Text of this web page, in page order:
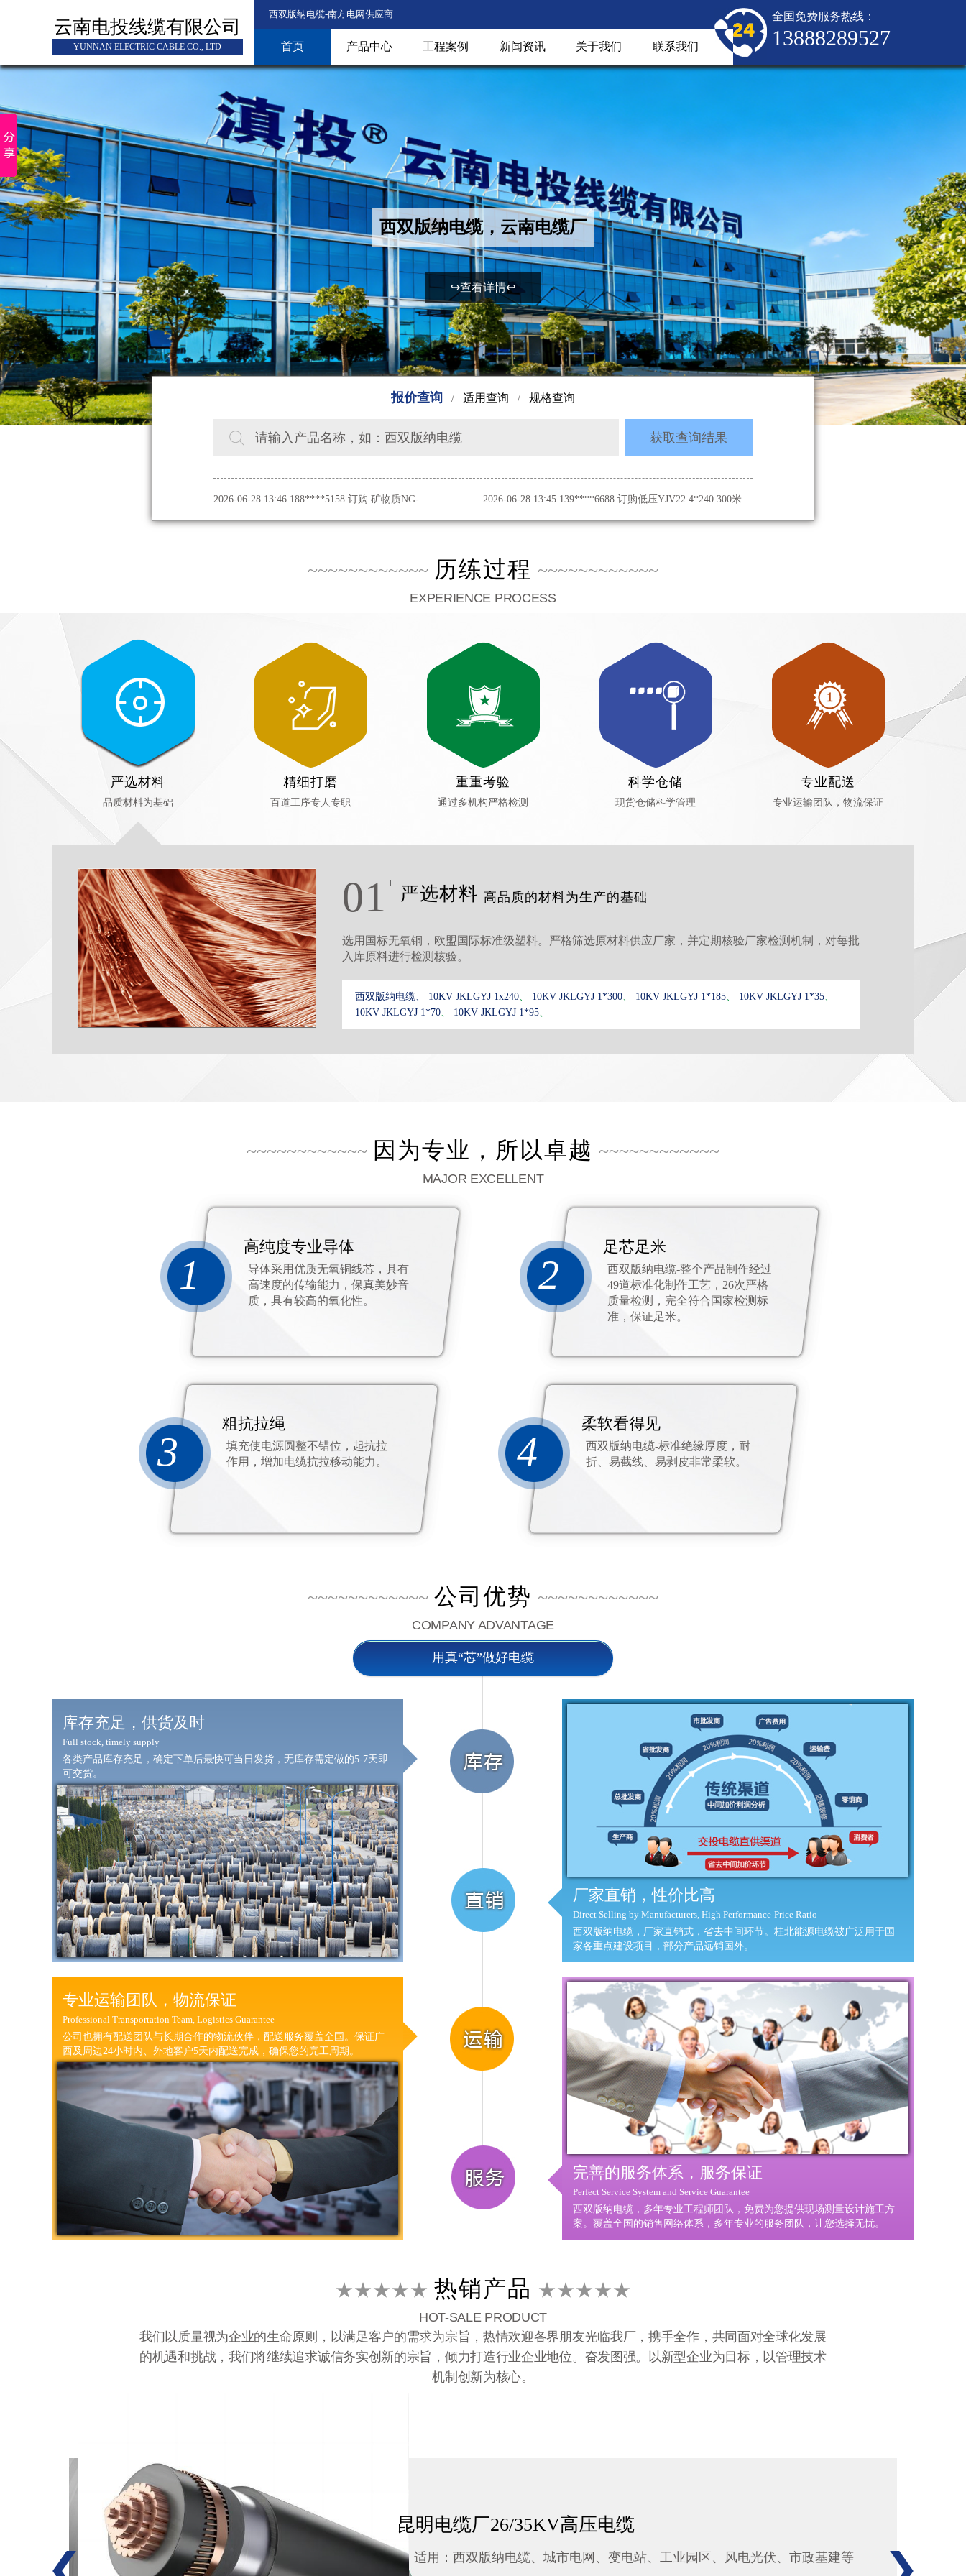
云南电投线缆有限公司
YUNNAN ELECTRIC CABLE CO., LTD
西双版纳电缆-南方电网供应商
首页 产品中心 工程案例 新闻资讯 关于我们 联系我们
全国免费服务热线：
13888289527
西双版纳电缆，昆明电缆厂
↪查看详情↩
报价查询 / 适用查询 / 规格查询
请输入产品名称 ，如：西双版纳电缆 获取查询结果
2026-06-28 13:46 188****5158 订购 矿物质NG- 2026-06-28 13:45 139****6688 订购低压YJV22 4*240 300米
3*300 500米
2026-06-28 16:52 139****7888 35KV ZRYJV22 3*300 500米 2026-06-28 13:49 189****0888 订购高压铝合金电缆
2026-06-28 13:47 138****9988 订购金属护套矿物质绝缘防
~~~~~~~~~~~~ 历练过程 ~~~~~~~~~~~~
EXPERIENCE PROCESS
严选材料
品质材料为基础
01 +
严选材料 高品质的材料为生产的基础
选用国标无氧铜，欧盟国际标准级塑料。严格筛选原材料供应厂家，并定期核验厂家检测机制，对每批
入库原料进行检测核验。
西双版纳电缆、 10KV JKLGYJ 1x240、 10KV JKLGYJ 1*300、 10KV JKLGYJ 1*185、 10KV JKLGYJ 1*35、
10KV JKLGYJ 1*70、 10KV JKLGYJ 1*95、
精细打磨
百道工序专人专职
重重考验
通过多机构严格检测
科学仓储
现货仓储科学管理
专业配送
专业运输团队，物流保证
~~~~~~~~~~~~ 因为专业，所以卓越 ~~~~~~~~~~~~
MAJOR EXCELLENT
1
高纯度专业导体
导体采用优质无氧铜线芯，具有
高速度的传输能力，保真美妙音
质，具有较高的氧化性。
2
足芯足米
西双版纳电缆-整个产品制作经过
49道标准化制作工艺，26次严格
质量检测，完全符合国家检测标
准，保证足米。
3
粗抗拉绳
填充使电源圆整不错位，起抗拉
作用，增加电缆抗拉移动能力。
4
柔软看得见
西双版纳电缆-标准绝缘厚度，耐
折、易截线、易剥皮非常柔软。
~~~~~~~~~~~~ 公司优势 ~~~~~~~~~~~~
COMPANY ADVANTAGE
用真“芯”做好电缆
库存充足，供货及时
Full stock, timely supply
各类产品库存充足，确定下单后最快可当日发货，无库存需定做的5-7天即
可交货。
厂家直销，性价比高
Direct Selling by Manufacturers, High Performance-Price Ratio
西双版纳电缆，厂家直销式，省去中间环节。桂北能源电缆被广泛用于国
家各重点建设项目，部分产品远销国外。
专业运输团队，物流保证
Professional Transportation Team, Logistics Guarantee
公司也拥有配送团队与长期合作的物流伙伴，配送服务覆盖全国。保证广
西及周边24小时内、外地客户5天内配送完成，确保您的完工周期。
完善的服务体系，服务保证
Perfect Service System and Service Guarantee
西双版纳电缆，多年专业工程师团队，免费为您提供现场测量设计施工方
案。覆盖全国的销售网络体系，多年专业的服务团队，让您选择无忧。
★★★★★ 热销产品 ★★★★★
HOT-SALE PRODUCT
我们以质量视为企业的生命原则，以满足客户的需求为宗旨，热情欢迎各界朋友光临我厂，携手全作，共同面对全球化发展
的机遇和挑战，我们将继续追求诚信务实创新的宗旨，倾力打造行业企业地位。奋发图强。以新型企业为目标，以管理技术
机制创新为核心。